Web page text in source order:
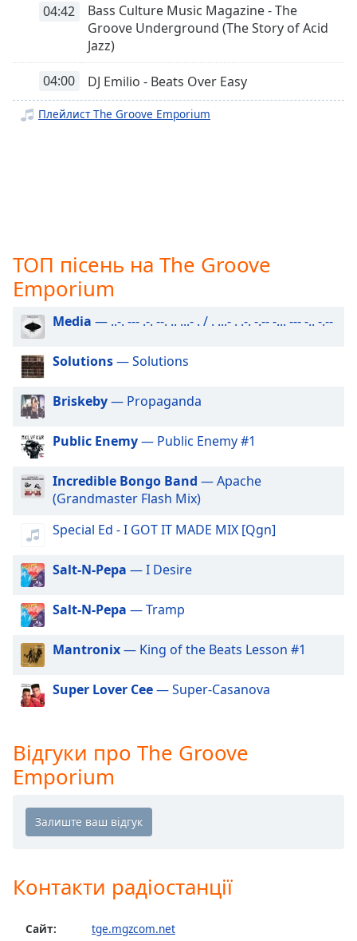
Descriptions
descriptions
off,
settings
dialog
subtitles
off
selected
Audio
Track
Picture-
in-
Fullscreen
window.
Beginning
dialog
window.
Escape
and
close
window.
Text
Text
Color
04:42
Bass Culture Music Magazine - The
Groove Underground (The Story of Acid
Jazz)
04:00 DJ Emilio - Beats Over Easy
Плейлист The Groove Emporium
ТОП пісень на The Groove
Emporium
Media — ..-. --- .-. --. .. ...- . / . ...- . .-. -.-- -... --- -.. -.--
Solutions— Solutions
Briskeby— Propaganda
Public Enemy— Public Enemy #1
Incredible Bongo Band — Apache
(Grandmaster Flash Mix)
Special Ed - I GOT IT MADE MIX [Qgn]
Salt-N-Pepa — I Desire
Salt-N-Pepa — Tramp
Mantronix— King of the Beats Lesson #1
Super Lover Cee— Super-Casanova
Відгуки про The Groove
Emporium
Контакти радіостанції
Сайт: tge.mgzcom.net